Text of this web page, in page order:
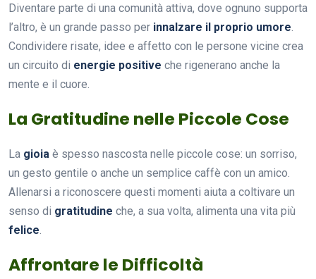
Diventare parte di una comunità attiva, dove ognuno supporta
l’altro, è un grande passo per innalzare il proprio umore.
Condividere risate, idee e affetto con le persone vicine crea
un circuito di energie positive che rigenerano anche la
mente e il cuore.
La Gratitudine nelle Piccole Cose
La gioia è spesso nascosta nelle piccole cose: un sorriso,
un gesto gentile o anche un semplice caffè con un amico.
Allenarsi a riconoscere questi momenti aiuta a coltivare un
senso di gratitudine che, a sua volta, alimenta una vita più
felice.
Affrontare le Difficoltà